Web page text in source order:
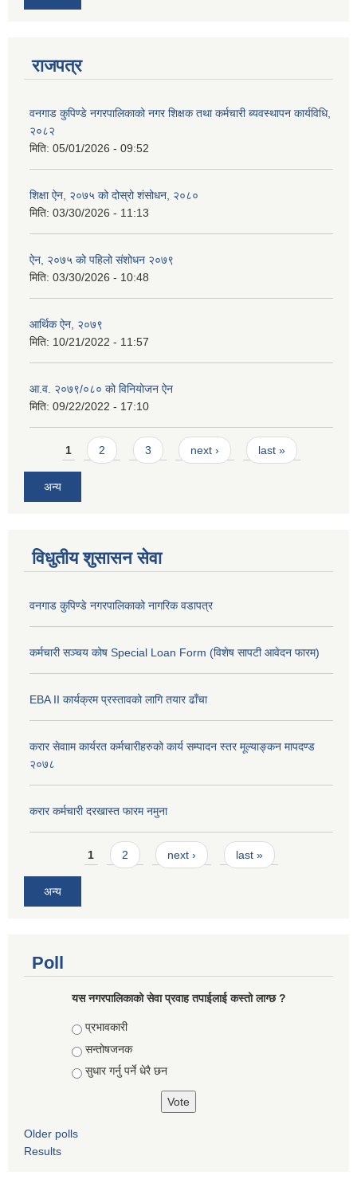
राजपत्र
वनगाड कुपिण्डे नगरपालिकाको नगर शिक्षक तथा कर्मचारी ब्यवस्थापन कार्यविधि,
२०८२
मिति: 05/01/2026 - 09:52
शिक्षा ऐन, २०७५ को दोस्रो शंसोधन, २०८०
मिति: 03/30/2026 - 11:13
ऐन, २०७५ को पहिलो संशोधन २०७९
मिति: 03/30/2026 - 10:48
आर्थिक ऐन, २०७९
मिति: 10/21/2022 - 11:57
आ.व. २०७९/०८० को विनियोजन ऐन
मिति: 09/22/2022 - 17:10
Pages
1 2 3 next › last »
अन्य
विधुतीय शुसासन सेवा
वनगाड कुपिण्डे नगरपालिकाको नागरिक वडापत्र
कर्मचारी सञ्चय कोष Special Loan Form (विशेष सापटी आवेदन फारम)
EBA II कार्यक्रम प्रस्तावको लागि तयार ढाँचा
करार सेवााम कार्यरत कर्मचारीहरुको कार्य सम्पादन स्तर मूल्याङ्कन मापदण्ड
२०७८
करार कर्मचारी दरखास्त फारम नमुना
Pages1 2 next › last »
अन्य
Poll
यस नगरपालिकाको सेवा प्रवाह तपाईलाई कस्तो लाग्छ ?
Choices
प्रभावकारी
सन्तोषजनक
सुधार गर्नु पर्ने धेरै छन
Older polls
Results